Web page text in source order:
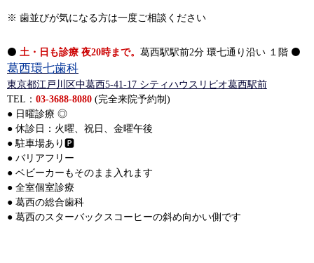
※ 歯並びが気になる方は一度ご相談ください
⚫ 土・日も診療 夜20時まで。 葛西駅駅前2分 環七通り沿い １階 ⚫
葛西環七歯科
東京都江戸川区中葛西5-41-17 シティハウスリビオ葛西駅前
TEL： 03-3688-8080 (完全来院予約制)
● 日曜診療 ◎
● 休診日：火曜、祝日、金曜午後
● 駐車場あり🅿️
● バリアフリー
● ベビーカーもそのまま入れます
● 全室個室診療
● 葛西の総合歯科
● 葛西のスターバックスコーヒーの斜め向かい側です